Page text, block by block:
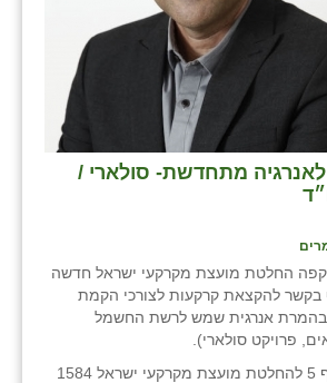
מתחדשת- סולארי /
החלטת מועצת מקרקעי ישראל חדשה
בקשר להקצאת קרקעות לצורכי הקמת
בהמרת אנרגית שמש לרשת החשמל
פרויקט סולארי).